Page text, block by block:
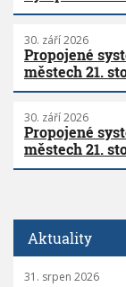
30. září 2026
Propojené
městech 21.
30. září 2026
Propojené
městech 21.
Aktuality
31. srpen 2026